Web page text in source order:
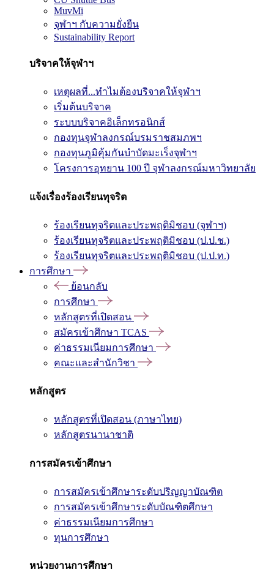
MuvMi
จุฬาฯ กับความยั่งยืน
Sustainability Report
บริจาคให้จุฬาฯ
เหตุผลที่...ทำไมต้องบริจาคให้จุฬาฯ
เริ่มต้นบริจาค
ระบบบริจาคอิเล็กทรอนิกส์
กองทุนจุฬาลงกรณ์บรมราชสมภพฯ
กองทุนภูมิคุ้มกันบำบัดมะเร็งจุฬาฯ
โครงการอุทยาน 100 ปี จุฬาลงกรณ์มหาวิทยาลัย
แจ้งเรื่องร้องเรียนทุจริต
ร้องเรียนทุจริตและประพฤติมิชอบ (จุฬาฯ)
ร้องเรียนทุจริตและประพฤติมิชอบ (ป.ป.ช.)
ร้องเรียนทุจริตและประพฤติมิชอบ (ป.ป.ท.)
การศึกษา
ย้อนกลับ
การศึกษา
หลักสูตรที่เปิดสอน
สมัครเข้าศึกษา TCAS
ค่าธรรมเนียมการศึกษา
คณะและสำนักวิชา
หลักสูตร
หลักสูตรที่เปิดสอน (ภาษาไทย)
หลักสูตรนานาชาติ
การสมัครเข้าศึกษา
การสมัครเข้าศึกษาระดับปริญญาบัณฑิต
การสมัครเข้าศึกษาระดับบัณฑิตศึกษา
ค่าธรรมเนียมการศึกษา
ทุนการศึกษา
หน่วยงานการศึกษา